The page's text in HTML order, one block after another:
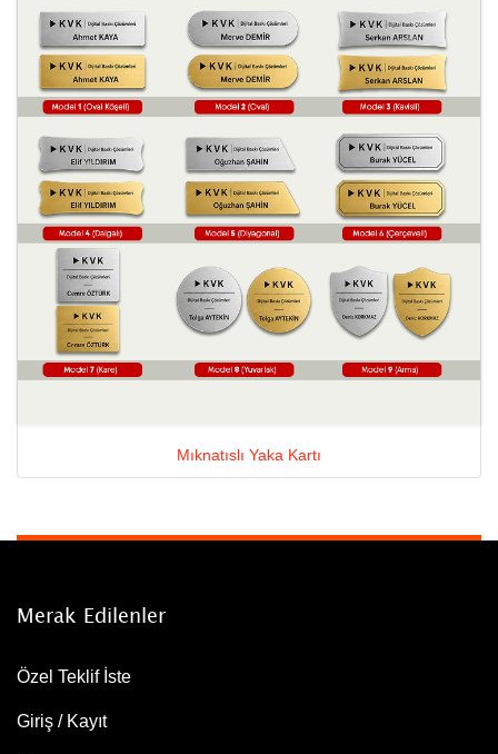
Mıknatıslı Yaka Kartı
Merak Edilenler
Özel Teklif İste
Giriş / Kayıt